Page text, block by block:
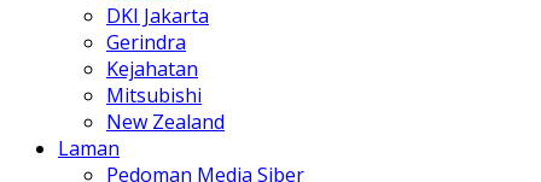
DKI Jakarta
Gerindra
Kejahatan
Mitsubishi
New Zealand
Laman
Pedoman Media Siber